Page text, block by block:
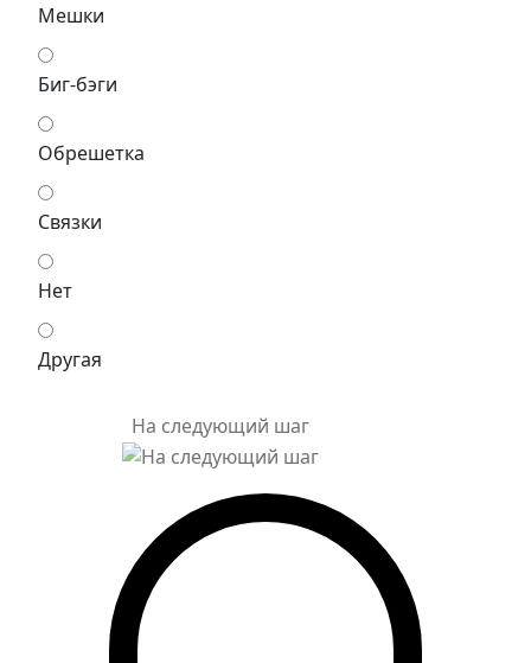
Мешки
Биг-бэги
Обрешетка
Связки
Нет
Другая
На следующий шаг